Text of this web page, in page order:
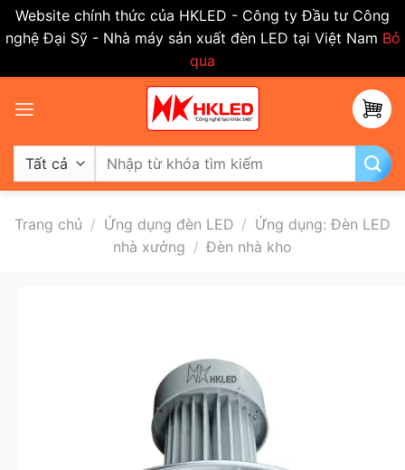
Website chính thức của HKLED - Công ty Đầu tư Công
nghệ Đại Sỹ - Nhà máy sản xuất đèn LED tại Việt Nam Bỏ
qua
qua
dung
Tìm
kiếm:
Trang chủ / Ứng dụng đèn LED / Ứng dụng: Đèn LED
nhà xưởng / Đèn nhà kho